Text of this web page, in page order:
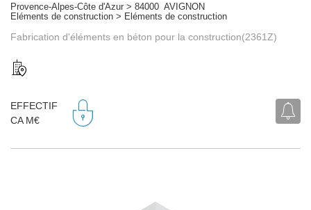
Provence-Alpes-Côte d'Azur > 84000 AVIGNON
Eléments de construction > Eléments de construction
Fabrication d'éléments en béton pour la construction(2361Z)
EFFECTIF
CA M€